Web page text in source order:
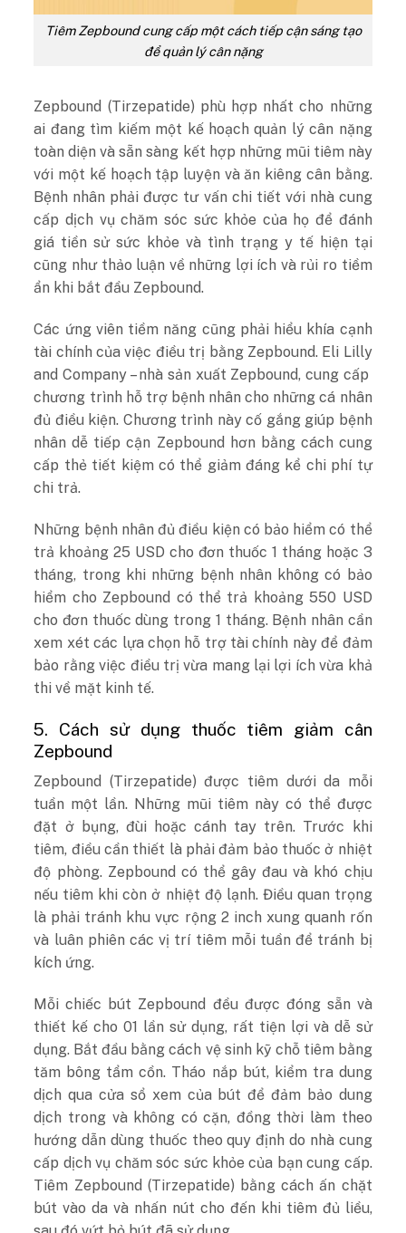
Tiêm Zepbound cung cấp một cách tiếp cận sáng tạo
để quản lý cân nặng
Zepbound (Tirzepatide) phù hợp nhất cho những
ai đang tìm kiếm một kế hoạch quản lý cân nặng
toàn diện và sẵn sàng kết hợp những mũi tiêm này
với một kế hoạch tập luyện và ăn kiêng cân bằng.
Bệnh nhân phải được tư vấn chi tiết với nhà cung
cấp dịch vụ chăm sóc sức khỏe của họ để đánh
giá tiền sử sức khỏe và tình trạng y tế hiện tại
cũng như thảo luận về những lợi ích và rủi ro tiềm
ẩn khi bắt đầu Zepbound.
Các ứng viên tiềm năng cũng phải hiểu khía cạnh
tài chính của việc điều trị bằng Zepbound. Eli Lilly
and Company – nhà sản xuất Zepbound, cung cấp
chương trình hỗ trợ bệnh nhân cho những cá nhân
đủ điều kiện. Chương trình này cố gắng giúp bệnh
nhân dễ tiếp cận Zepbound hơn bằng cách cung
cấp thẻ tiết kiệm có thể giảm đáng kể chi phí tự
chi trả.
Những bệnh nhân đủ điều kiện có bảo hiểm có thể
trả khoảng 25 USD cho đơn thuốc 1 tháng hoặc 3
tháng, trong khi những bệnh nhân không có bảo
hiểm cho Zepbound có thể trả khoảng 550 USD
cho đơn thuốc dùng trong 1 tháng. Bệnh nhân cần
xem xét các lựa chọn hỗ trợ tài chính này để đảm
bảo rằng việc điều trị vừa mang lại lợi ích vừa khả
thi về mặt kinh tế.
5. Cách sử dụng thuốc tiêm giảm cân
Zepbound
Zepbound (Tirzepatide) được tiêm dưới da mỗi
tuần một lần. Những mũi tiêm này có thể được
đặt ở bụng, đùi hoặc cánh tay trên. Trước khi
tiêm, điều cần thiết là phải đảm bảo thuốc ở nhiệt
độ phòng. Zepbound có thể gây đau và khó chịu
nếu tiêm khi còn ở nhiệt độ lạnh. Điều quan trọng
là phải tránh khu vực rộng 2 inch xung quanh rốn
và luân phiên các vị trí tiêm mỗi tuần để tránh bị
kích ứng.
Mỗi chiếc bút Zepbound đều được đóng sẵn và
thiết kế cho 01 lần sử dụng, rất tiện lợi và dễ sử
dụng. Bắt đầu bằng cách vệ sinh kỹ chỗ tiêm bằng
tăm bông tẩm cồn. Tháo nắp bút, kiểm tra dung
dịch qua cửa sổ xem của bút để đảm bảo dung
dịch trong và không có cặn, đồng thời làm theo
hướng dẫn dùng thuốc theo quy định do nhà cung
cấp dịch vụ chăm sóc sức khỏe của bạn cung cấp.
Tiêm Zepbound (Tirzepatide) bằng cách ấn chặt
bút vào da và nhấn nút cho đến khi tiêm đủ liều,